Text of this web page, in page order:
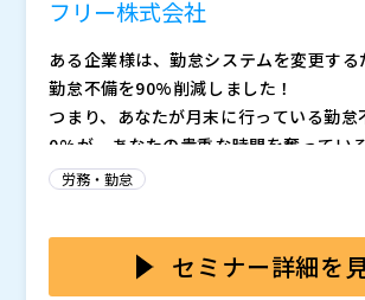
フリー株式会社
ある企業様は、勤怠システムを変更する
勤怠不備を90%削減しました！
つまり、あなたが月末に行っている勤怠
0%が、あなたの貴重な時間を奪ってい
ん。 この体験会で、今すぐあなたの時間
請漏れが多く、従業員対応で忙しくなっ
怠システムを導入したが、思ったより効
労務担当者にとって月末は、勤怠入力漏
労務・勤怠
セミナー詳細を